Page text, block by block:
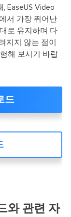
EaseUS Video
서 가장 뛰어난
로 유지하며 다
지지 않는 점이
해 보시기 바랍
드
와 관련 자